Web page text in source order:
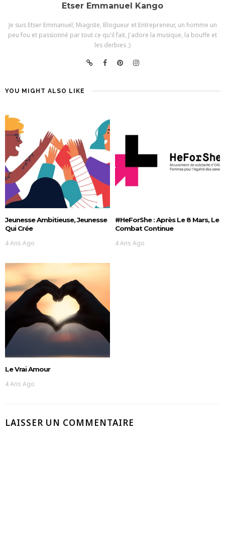
Etser Emmanuel Kango
Je suis Etser Emmanuel, Miagiste, Blogueur et Entrepreneur, un homme un
peu fou et passionné par tout ce qu'il fait. J'adore la musique, la bouffe et
les derbies ;)
YOU MIGHT ALSO LIKE
Jeunesse Ambitieuse, Jeunesse
Qui Crée
4 Ans Ago
#HeForShe : Après Le 8 Mars, Le
Combat Continue
4 Ans Ago
Le Vrai Amour
4 Ans Ago
LAISSER UN COMMENTAIRE